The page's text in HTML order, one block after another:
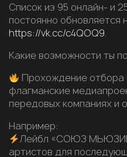
Список из 95 онлайн- и
постоянно обновляется
https://vk.cc/c4QOQ9.
Какие возможности ты
Прохождение отбора
флагманские
передовых компаниях и
Например:
Лейбл «СОЮЗ
артистов для